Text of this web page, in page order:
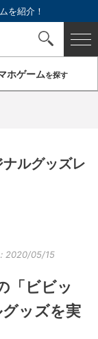
を紹介！
ホゲームを探す
ナルグッズレ
2020/05/15
「ビビッ
ッズを実